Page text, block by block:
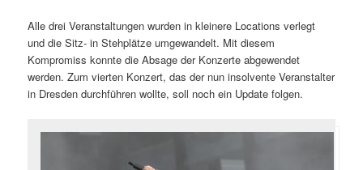
Alle drei Veranstaltungen wurden in kleinere Locations verlegt
und die Sitz- in Stehplätze umgewandelt. Mit diesem
Kompromiss konnte die Absage der Konzerte abgewendet
werden. Zum vierten Konzert, das der nun insolvente Veranstalter
in Dresden durchführen wollte, soll noch ein Update folgen.